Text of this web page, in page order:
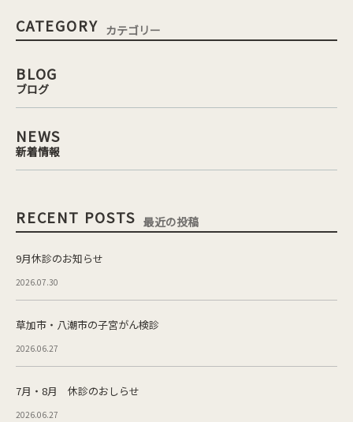
CATEGORY カテゴリー
BLOG
ブログ
NEWS
新着情報
RECENT POSTS 最近の投稿
9月休診のお知らせ
2026.07.30
草加市・八潮市の子宮がん検診
2026.06.27
7月・8月 休診のおしらせ
2026.06.27